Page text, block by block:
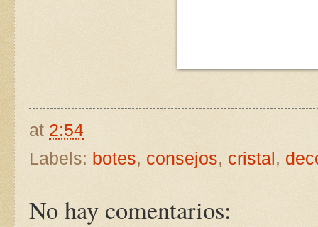
at 2:54
Labels: botes, consejos, cristal,
No hay comentarios: